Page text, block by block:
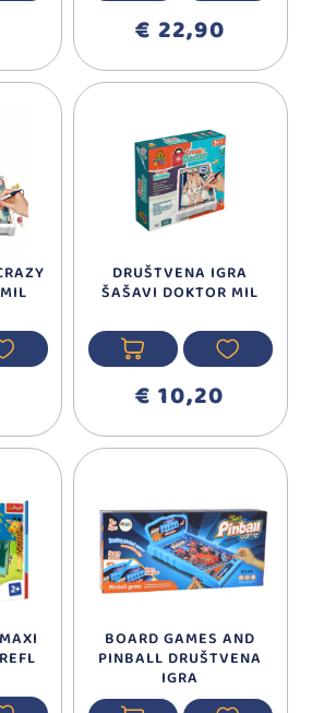
€ 22,90
DRUŠTVENA IGRA
ŠAŠAVI DOKTOR MIL
€ 10,20
BOARD GAMES AND
PINBALL DRUŠTVENA
IGRA